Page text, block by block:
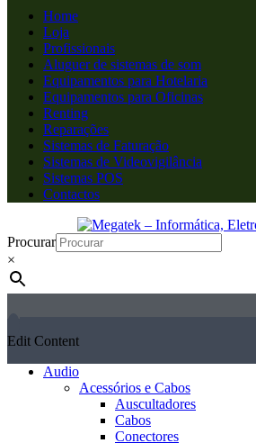
Home
Loja
Profissionais
Aluguer de sistemas de som
Equipamentos para Hotelaria
Equipamentos para Oficinas
Renting
Reparações
Sistemas de Faturação
Sistemas de Videovigilância
Sistemas POS
Contactos
Procurar
×
Edit Content
Audio
Acessórios e Cabos
Auscultadores
Cabos
Conectores